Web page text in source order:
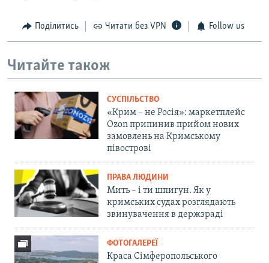
Поділитись Читати без VPN Follow us
Читайте також
СУСПІЛЬСТВО
«Крим – не Росія»: маркетплейс
Ozon припинив прийом нових
замовлень на Кримському
півострові
ПРАВА ЛЮДИНИ
Мить – і ти шпигун. Як у
кримських судах розглядають
звинувачення в держзраді
ФОТОГАЛЕРЕЇ
Краса Сімферопольського